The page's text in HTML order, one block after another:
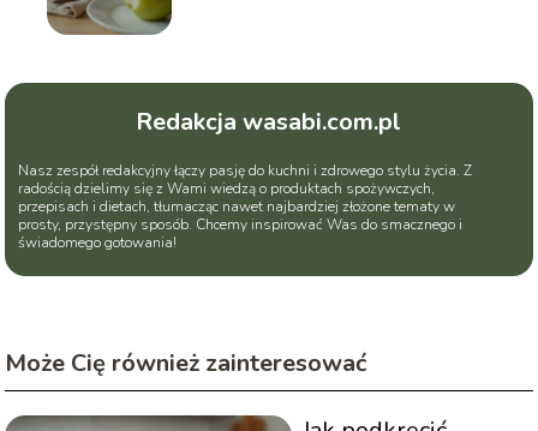
Redakcja wasabi.com.pl
Nasz zespół redakcyjny łączy pasję do kuchni i zdrowego stylu życia. Z
radością dzielimy się z Wami wiedzą o produktach spożywczych,
przepisach i dietach, tłumacząc nawet najbardziej złożone tematy w
prosty, przystępny sposób. Chcemy inspirować Was do smacznego i
świadomego gotowania!
Może Cię również zainteresować